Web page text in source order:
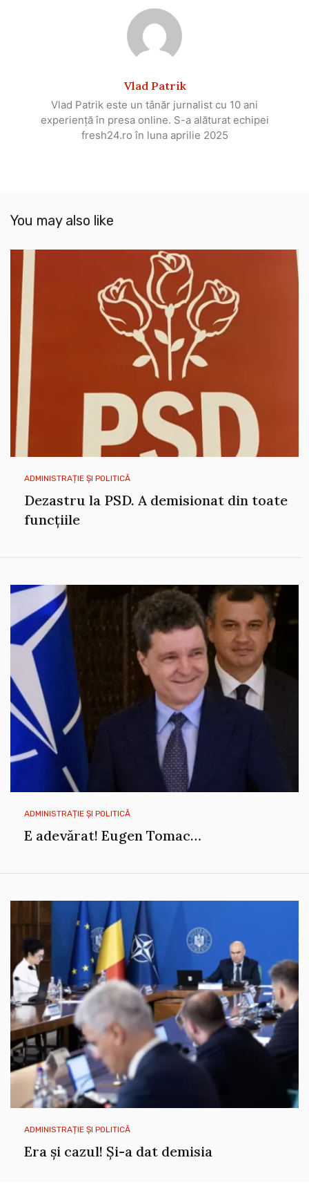
Vlad Patrik
Vlad Patrik este un tânăr jurnalist cu 10 ani
experiență în presa online. S-a alăturat echipei
fresh24.ro în luna aprilie 2025
You may also like
ADMINISTRAȚIE ȘI POLITICĂ
Dezastru la PSD. A demisionat din toate
funcțiile
ADMINISTRAȚIE ȘI POLITICĂ
E adevărat! Eugen Tomac…
ADMINISTRAȚIE ȘI POLITICĂ
Era și cazul! Și-a dat demisia